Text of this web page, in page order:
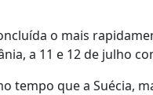
o mais
a 11 e 12 de julho
tempo que a Suécia,